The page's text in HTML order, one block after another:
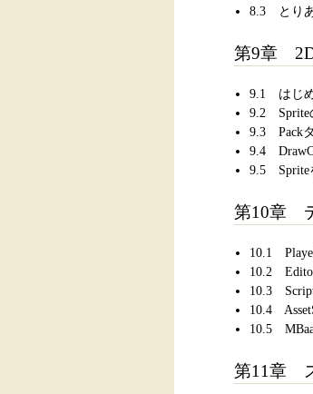
8.3 とり
第9章 2D
9.1 はじ
9.2 Sprite
9.3 Pack
9.4
9.5 Sprite
第10章
10.1
10.2
10.3
10.4
10.5
第11章